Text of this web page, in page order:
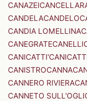
CANAZEI
CANDELACANDELO
CANDIA LOMELLINA
CANEGRATECANELLI
CANICATTI'
CANISTROCANNA
CANNERO RIVIERA
CANNETO